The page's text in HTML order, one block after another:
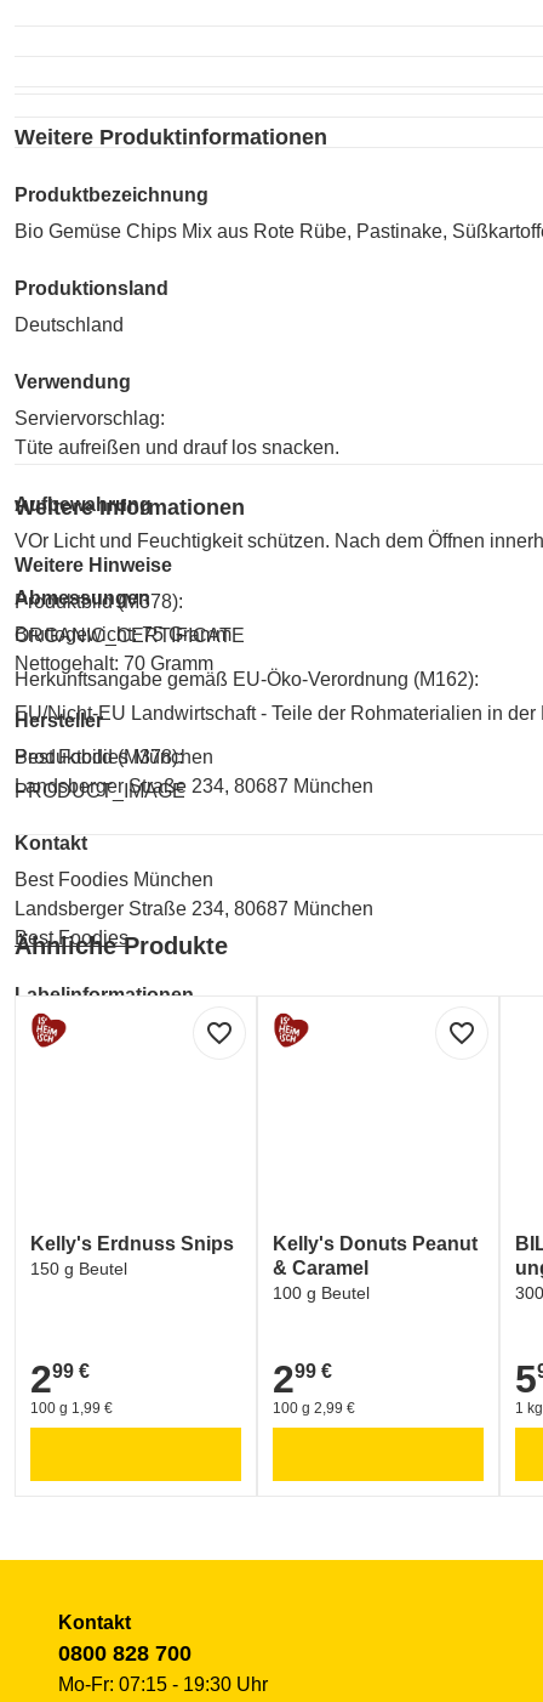
Weitere Produktinformationen
Produktbezeichnung
Bio Gemüse Chips Mix aus Rote Rübe, Pastinake,
Produktionsland
Deutschland
Verwendung
Serviervorschlag:
Tüte aufreißen und drauf los snacken.
Aufbewahrung
VOr Licht und Feuchtigkeit schützen. Nach dem Öffnen
Abmessungen
Bruttogewicht: 75 Gramm
Nettogehalt: 70 Gramm
Hersteller
Best Foodies München
Landsberger Straße 234, 80687 München
Kontakt
Best Foodies München
Landsberger Straße 234, 80687 München
Best Foodies
Labelinformationen
Umwelt und Verpackung:
OHNE GENTECHNIK (kontrolliert von VLOG)
Weitere Informationen
Weitere Hinweise
Produktbild (M378):
ORGANIC_CERTIFICATE
Herkunftsangabe gemäß EU-Öko-Verordnung (M162):
EU/Nicht-EU Landwirtschaft - Teile der Rohmaterialien in
Produktbild (M378):
PRODUCT_IMAGE
Ähnliche Produkte
favorite_border
Kelly's Erdnuss Snips
150 g Beutel
2,99 €
299 €
100 g 1,99 €
favorite_border
Kelly's Donuts Peanut
& Caramel
100 g Beutel
2,99 €
299 €
100 g 2,99 €
5
1
Kontakt
0800 828 700
Mo-Fr: 07:15 - 19:30 Uhr